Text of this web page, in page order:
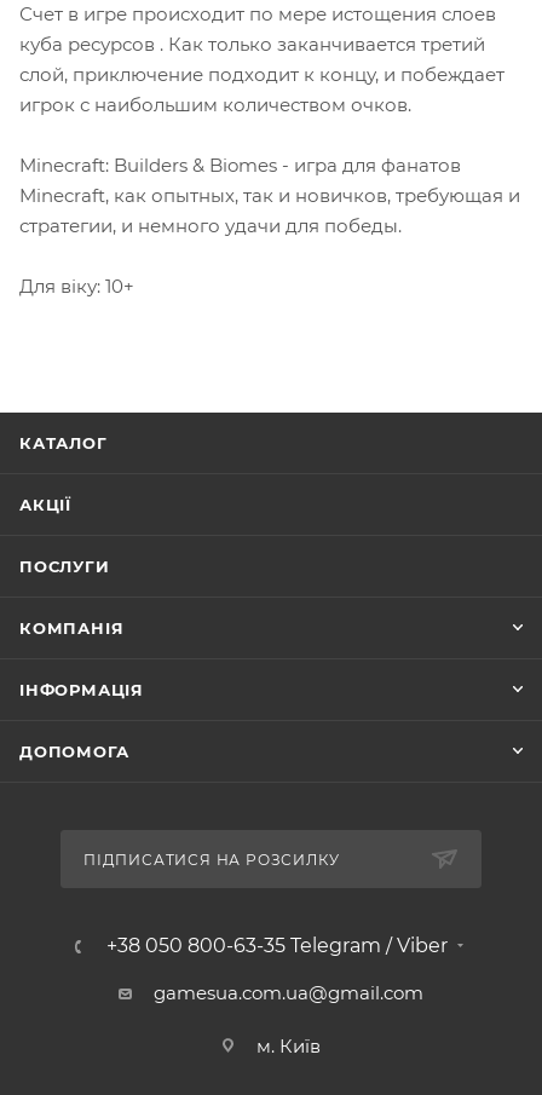
Счет в игре происходит по мере истощения слоев
куба ресурсов . Как только заканчивается третий
слой, приключение подходит к концу, и побеждает
игрок с наибольшим количеством очков.
Minecraft: Builders & Biomes - игра для фанатов
Minecraft, как опытных, так и новичков, требующая и
стратегии, и немного удачи для победы.
Для віку: 10+
КАТАЛОГ
АКЦІЇ
ПОСЛУГИ
КОМПАНІЯ
ІНФОРМАЦІЯ
ДОПОМОГА
ПІДПИСАТИСЯ НА РОЗСИЛКУ
+38 050 800-63-35 Telegram / Viber
gamesua.com.ua@gmail.com
м. Київ